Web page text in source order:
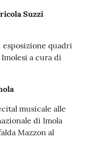
Suzzi
quadri
a cura di
musicale alle
di Imola
Mazzon al